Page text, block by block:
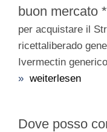
buon mercato
per acquistare il
ricettaliberado
Ivermectin
» weiterlesen
Dove posso